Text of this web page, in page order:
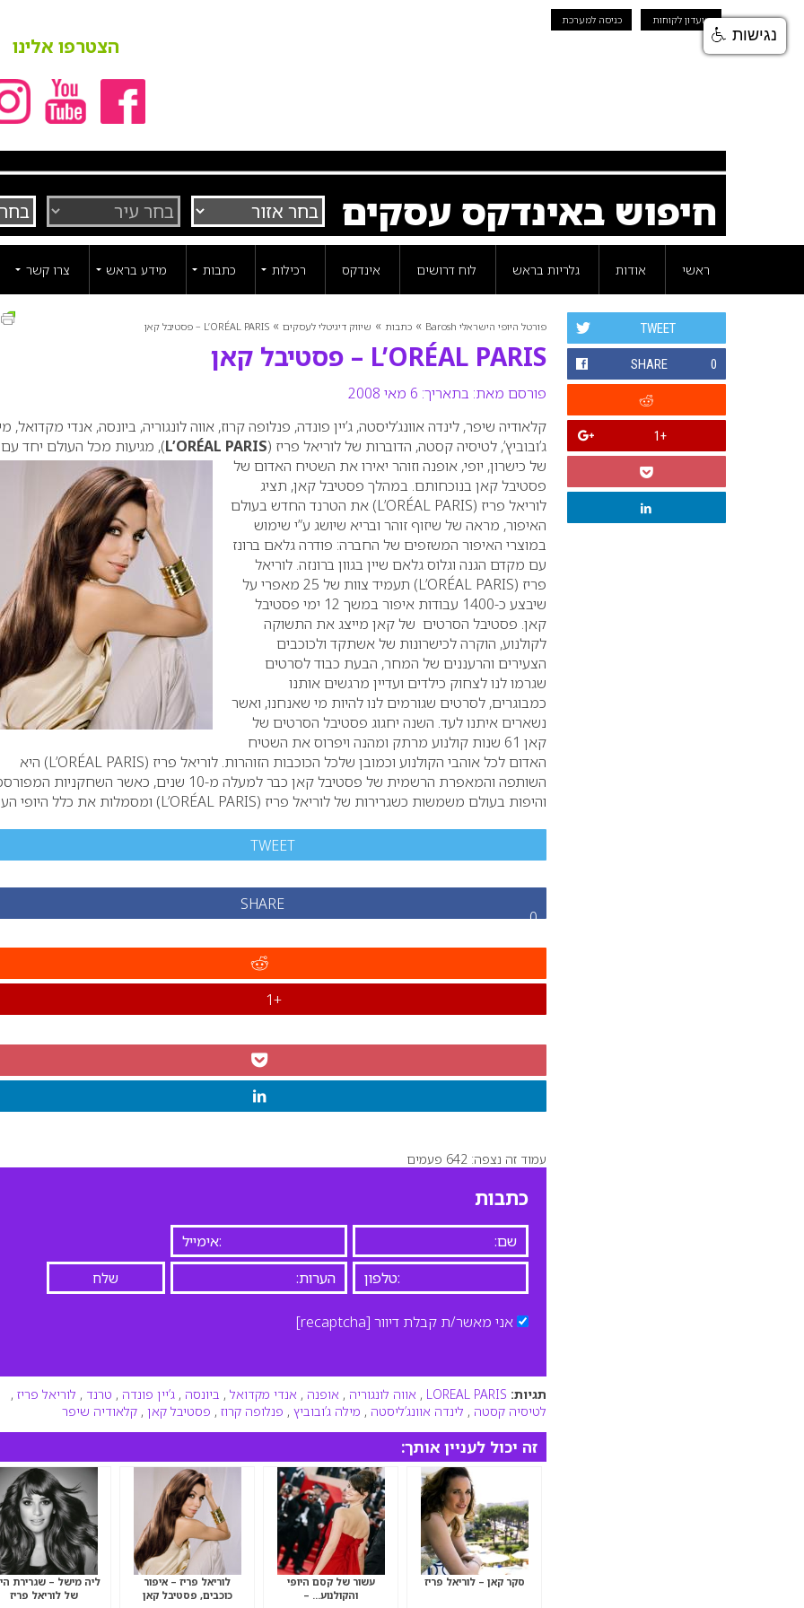
מועדון לקוחות כניסה למערכת
הצטרפו אלינו
חיפוש באינדקס עסקים
ראשי אודות גלריות בראש לוח דרושים אינדקס רכילות כתבות מידע בראש צרו קשר
פורטל היופי הישראלי Barosh » כתבות » שיווק דיגיטלי לעסקים » L’ORÉAL PARIS – פסטיבל קאן
L’ORÉAL PARIS – פסטיבל קאן
פורסם מאת: בתאריך: 6 מאי 2008
TWEET
SHARE 0
+1
קלאודיה שיפר, לינדה אוונג’ליסטה, ג’יין פונדה, פנלופה קרוז, אווה לונגוריה, ביונסה, אנדי מקדואל,
ג’ובוביץ’, לטיסיה קסטה, הדוברות של לוריאל פריז (L’ORÉAL PARIS), מגיעות מכל העולם יחד עם
של כישרון, יופי, אופנה וזוהר יאירו את השטיח האדום של
פסטיבל קאן בנוכחותם. במהלך פסטיבל קאן, תציג
לוריאל פריז (L’ORÉAL PARIS) את הטרנד החדש בעולם
האיפור, מראה של שיזוף זוהר ובריא שיושג ע”י שימוש
במוצרי האיפור המשזפים של החברה: פודרה גלאם ברונז
עם מקדם הגנה וגלוס גלאם שיין בגוון ברונזה. לוריאל
פריז (L’ORÉAL PARIS
) תעמיד צוות של 25 מאפרי על
שיבצע כ-1400 עבודות איפור במשך 12 ימי פסטיבל
קאן. פסטיבל הסרטים של קאן מייצג את התשוקה
לקולנוע, הוקרה לכישרונות של אשתקד ולכוכבים
הצעירים והרעננים של המחר, הבעת כבוד לסרטים
שגרמו לנו לצחוק כילדים ועדיין מרגשים אותנו
כמבוגרים, לסרטים שגורמים לנו להיות מי שאנחנו, ואשר
נשארים איתנו לעד. השנה יחגוג פסטיבל הסרטים של
קאן 61 שנות קולנוע מרתק ומהנה ויפרוס את השטיח
האדום לכל אוהבי הקולנוע וכמובן שלכל הכוכבות הזוהרות. לוריאל פריז (L’ORÉAL PARIS) היא
השותפה והמאפרת הרשמית של פסטיבל קאן כבר למעלה מ-10 שנים, כאשר השחקניות
והיפות בעולם משמשות כשגרירות של לוריאל פריז (L’ORÉAL PARIS) ומסמלות את כלל היופי
TWEET
SHARE
0
+1
עמוד זה נצפה: 642 פעמים
כתבות
אני מאשר/ת קבלת דיוור [recaptcha]
תגיות: LOREAL PARIS
, אווה לונגוריה , אופנה , אנדי מקדואל , ביונסה , ג’יין פונדה , טרנד , לוריאל פריז ,
לטיסיה קסטה , לינדה אוונג’ליסטה , מילה ג’ובוביץ , פנלופה קרוז , פסטיבל קאן , קלאודיה שיפר
זה יכול לעניין אותך:
סקר קאן – לוריאל פריז
עשור של קסם היופי
והקולנוע… –
לוריאל פריז – איפור
כוכבים, פסטיבל קאן
ליה מישל – שגרירת
של לוריאל פריז
נגישות